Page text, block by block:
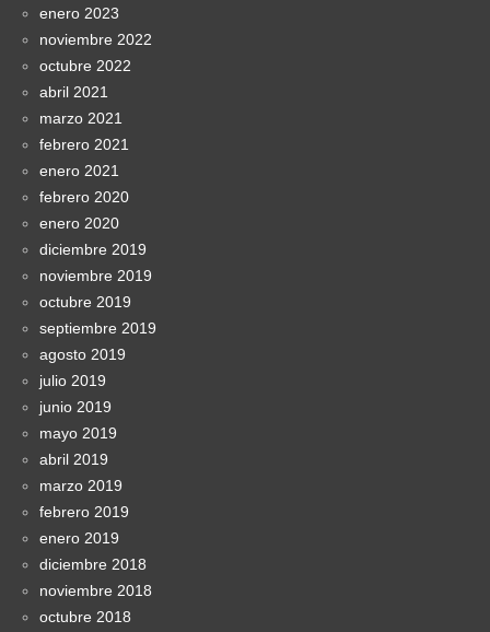
enero 2023
noviembre 2022
octubre 2022
abril 2021
marzo 2021
febrero 2021
enero 2021
febrero 2020
enero 2020
diciembre 2019
noviembre 2019
octubre 2019
septiembre 2019
agosto 2019
julio 2019
junio 2019
mayo 2019
abril 2019
marzo 2019
febrero 2019
enero 2019
diciembre 2018
noviembre 2018
octubre 2018